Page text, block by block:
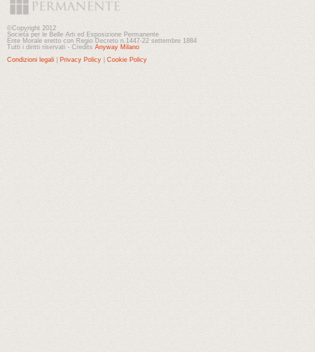
©Copyright 2012
Società per le Belle Arti ed Esposizione Permanente
Ente Morale eretto con Regio Decreto n.1447-22 settembre 1884
Tutti i diritti riservati - Credits Anyway Milano
Condizioni legali
Privacy Policy Cookie Policy